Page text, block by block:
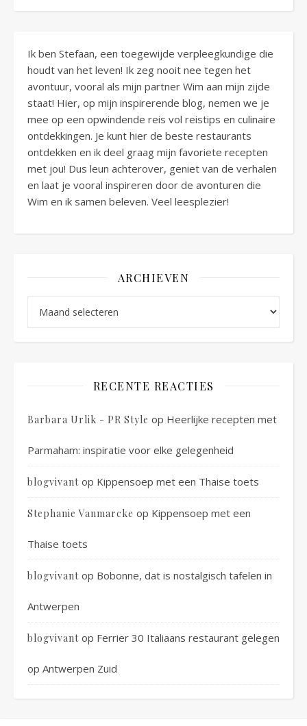
Ik ben Stefaan, een toegewijde verpleegkundige die
houdt van het leven! Ik zeg nooit nee tegen het
avontuur, vooral als mijn partner Wim aan mijn zijde
staat! Hier, op mijn inspirerende blog, nemen we je
mee op een opwindende reis vol reistips en culinaire
ontdekkingen. Je kunt hier de beste restaurants
ontdekken en ik deel graag mijn favoriete recepten
met jou! Dus leun achterover, geniet van de verhalen
en laat je vooral inspireren door de avonturen die
Wim en ik samen beleven. Veel leesplezier!
ARCHIEVEN
RECENTE REACTIES
Barbara Urlik - PR Style op Heerlijke recepten met
Parmaham: inspiratie voor elke gelegenheid
blogvivant op Kippensoep met een Thaise toets
Stephanie Vanmarcke op Kippensoep met een
Thaise toets
blogvivant op Bobonne, dat is nostalgisch tafelen in
Antwerpen
blogvivant op Ferrier 30 Italiaans restaurant gelegen
op Antwerpen Zuid